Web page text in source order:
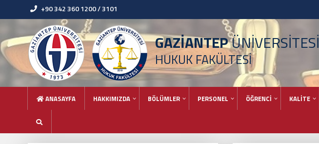
+90 342 360 1200 / 3101
GAZİANTEPÜNİVERSİTESİ
HUKUK FAKÜLTESİ
ANASAYFA HAKKIMIZDA BÖLÜMLER PERSONEL ÖĞRENCİ KALİTE